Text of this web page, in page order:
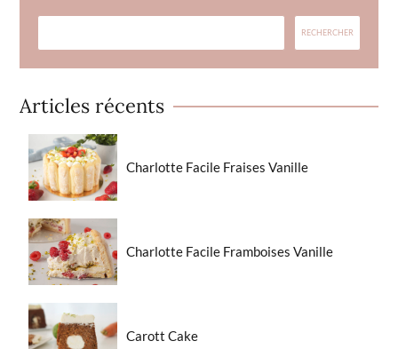
Articles récents
Charlotte Facile Fraises Vanille
Charlotte Facile Framboises Vanille
Carott Cake